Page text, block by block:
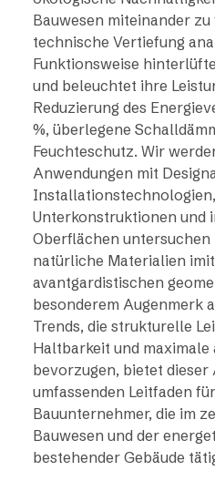
Bauwesen miteinander
technische Vertiefung
Funktionsweise
und beleuchtet ihre
Reduzierung des
%, überlegene
Feuchteschutz. Wir
Anwendungen mit
Unterkonstruktionen und
Oberflächen untersuchen
natürliche Materialien
avantgardistischen
besonderem Augenmerk
Trends, die strukturelle
Haltbarkeit und
bevorzugen, bietet dieser
umfassenden Leitfaden
Bauunternehmer, die im
Bauwesen und der
bestehender Gebäude